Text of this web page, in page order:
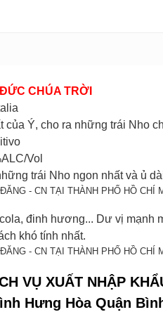
CHÚA TRỜI
Ý, cho ra những trái Nho
Vol
trái Nho ngon nhất và ủ
đinh hương... Dư vị mạnh
khó tính nhất.
VỤ XUẤT NHẬP
Hưng Hòa Quận